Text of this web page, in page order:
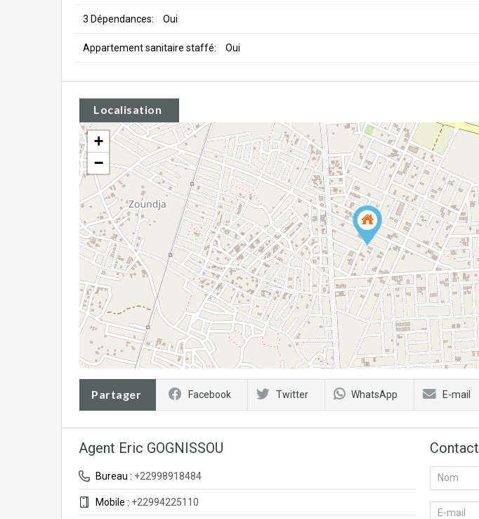
3 Dépendances: Oui
Appartement sanitaire staffé: Oui
Localisation
+
−
Partager Facebook Twitter WhatsApp E-mail
Agent Eric GOGNISSOU
Bureau : +22998918484
Mobile : +22994225110
Contact